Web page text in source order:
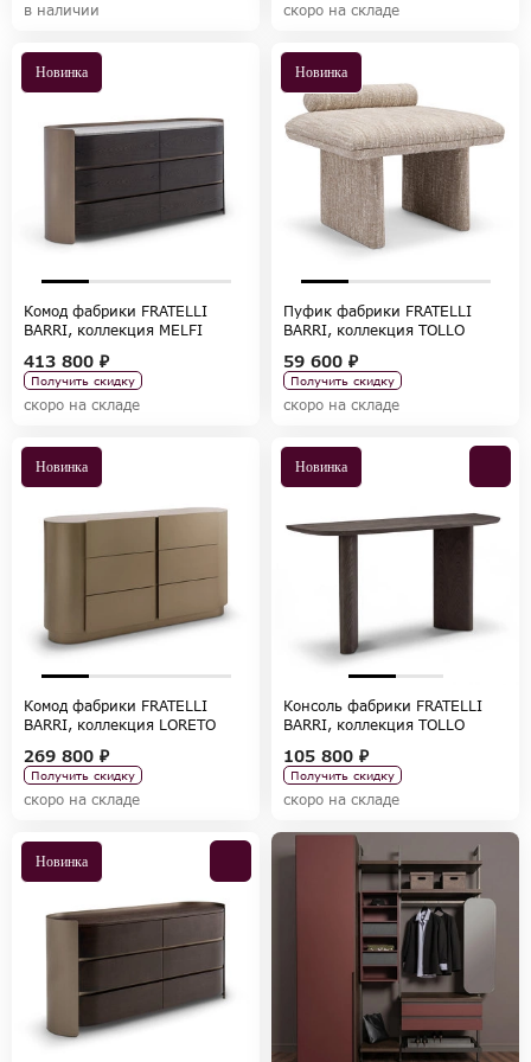
в наличии скоро на складе
Новинка
Комод фабрики FRATELLI
BARRI, коллекция MELFI
413 800 ₽
Получить скидку
скоро на складе
Новинка
Пуфик фабрики FRATELLI
BARRI, коллекция TOLLO
59 600 ₽
Получить скидку
скоро на складе
Новинка
Комод фабрики FRATELLI
BARRI, коллекция LORETO
269 800 ₽
Получить скидку
скоро на складе
Новинка
Консоль фабрики FRATELLI
BARRI, коллекция TOLLO
105 800 ₽
Получить скидку
скоро на складе
Новинка